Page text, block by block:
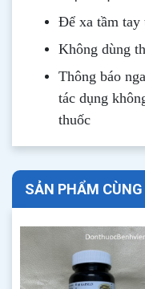
Để xa tầm tay
Không dùng
Thông báo
tác dụng
thuốc
SẢN PHẨM